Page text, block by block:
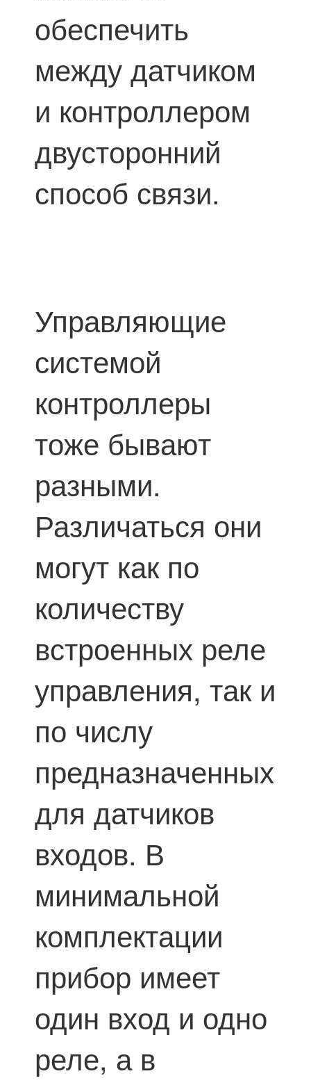
обеспечить
между датчиком
и контроллером
двусторонний
способ связи.
Управляющие
системой
контроллеры
тоже бывают
разными.
Различаться они
могут как по
количеству
встроенных реле
управления, так и
по числу
предназначенных
для датчиков
входов. В
минимальной
комплектации
прибор имеет
один вход и одно
реле, а в